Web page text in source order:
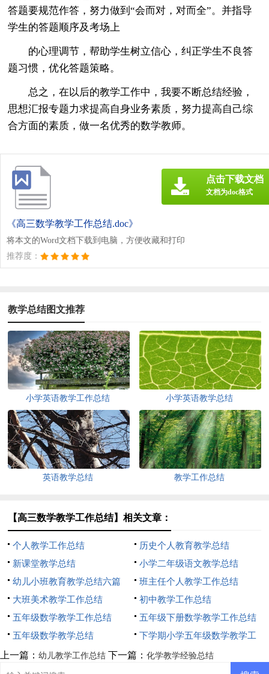
答题要规范作答，努力做到“会而对，对而全”。并指导
学生的答题顺序及考场上
的心理调节，帮助学生树立信心，纠正学生不良答
题习惯，优化答题策略。
总之，在以后的教学工作中，我要不断总结经验，
思想汇报专题力求提高自身业务素质，努力提高自己综
合方面的素质，做一名优秀的数学教师。
《高三数学教学工作总结.doc》
将本文的Word文档下载到电脑，方便收藏和打印
推荐度：
点击下载文档
文档为doc格式
教学总结图文推荐
小学英语教学工作总结 小学英语教学总结
英语教学总结 教学工作总结
【高三数学教学工作总结】相关文章：
个人教学工作总结
历史个人教育教学总结
新课堂教学总结
小学二年级语文教学总结
幼儿小班教育教学总结六篇
班主任个人教学工作总结
大班美术教学工作总结
初中教学工作总结
五年级数学教学工作总结
五年级下册数学教学工作总结
15篇
五年级数学教学总结
下学期小学五年级数学教学工
作总结
上一篇： 幼儿教学工作总结 下一篇： 化学教学经验总结